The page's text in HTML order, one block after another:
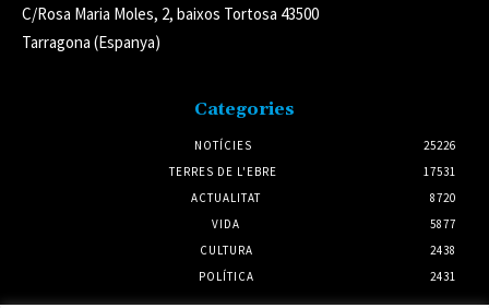
C/Rosa Maria Moles, 2, baixos Tortosa 43500
Tarragona (Espanya)
Categories
NOTÍCIES
25226
TERRES DE L'EBRE
17531
ACTUALITAT
8720
VIDA
5877
CULTURA
2438
POLÍTICA
2431